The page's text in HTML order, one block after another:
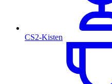
CS2-Kisten